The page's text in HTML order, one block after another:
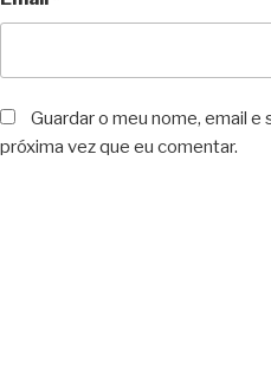
Guardar o meu nome, email
próxima vez que eu comentar.